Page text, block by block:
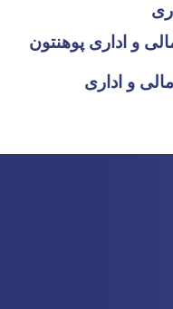
و اداری پوهنتون
و اداری